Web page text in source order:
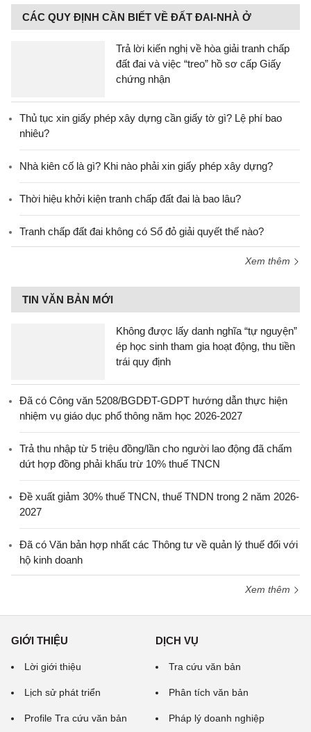
CÁC QUY ĐỊNH CẦN BIẾT VỀ ĐẤT ĐAI-NHÀ Ở
Trả lời kiến nghị về hòa giải tranh chấp
đất đai và việc “treo” hồ sơ cấp Giấy
chứng nhận
Thủ tục xin giấy phép xây dựng cần giấy tờ gì? Lệ phí bao
nhiêu?
Nhà kiên cố là gì? Khi nào phải xin giấy phép xây dựng?
Thời hiệu khởi kiện tranh chấp đất đai là bao lâu?
Tranh chấp đất đai không có Sổ đỏ giải quyết thế nào?
Xem thêm
TIN VĂN BẢN MỚI
Không được lấy danh nghĩa “tự nguyện”
ép học sinh tham gia hoạt động, thu tiền
trái quy định
Đã có Công văn 5208/BGDĐT-GDPT hướng dẫn thực hiện
nhiệm vụ giáo dục phổ thông năm học 2026-2027
Trả thu nhập từ 5 triệu đồng/lần cho người lao động đã chấm
dứt hợp đồng phải khấu trừ 10% thuế TNCN
Đề xuất giảm 30% thuế TNCN, thuế TNDN trong 2 năm 2026-
2027
Đã có Văn bản hợp nhất các Thông tư về quản lý thuế đối với
hộ kinh doanh
Xem thêm
GIỚI THIỆU
Lời giới thiệu
Lịch sử phát triển
Profile Tra cứu văn bản
DỊCH VỤ
Tra cứu văn bản
Phân tích văn bản
Pháp lý doanh nghiệp